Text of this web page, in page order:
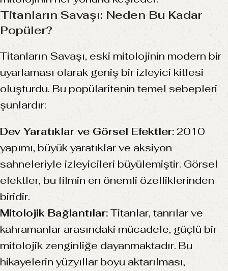
Titanların Savaşı: Neden Bu Kadar
Popüler?
Titanların Savaşı, eski mitolojinin modern bir
uyarlaması olarak geniş bir izleyici kitlesi
oluşturdu. Bu popülaritenin temel sebepleri
şunlardır:
Dev Yaratıklar ve Görsel Efektler:2010
yapımı, büyük yaratıklar ve aksiyon
sahneleriyle izleyicileri büyülemiştir. Görsel
efektler, bu filmin en önemli özelliklerinden
biridir.
Mitolojik Bağlantılar:Titanlar, tanrılar ve
kahramanlar arasındaki mücadele, güçlü bir
mitolojik zenginliğe dayanmaktadır. Bu
hikayelerin yüzyıllar boyu aktarılması,